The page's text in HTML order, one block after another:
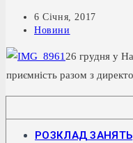
Запис
опубліковано:
6 Січня, 2017
Категорія
Новини
26 грудня у На
приємність разом з директо
РОЗКЛАД ЗАНЯТЬ